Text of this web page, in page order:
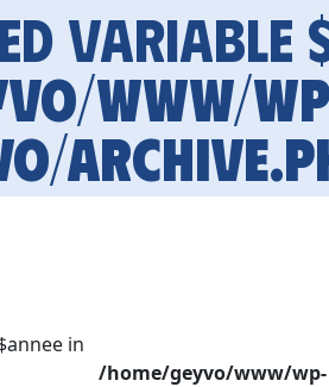
variable
www/
in
/home/geyvo/www/wp-